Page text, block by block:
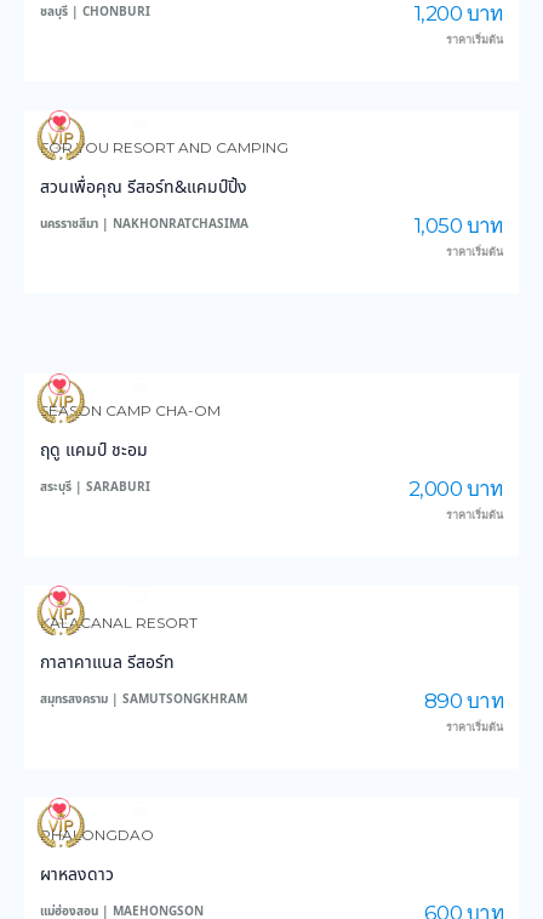
ชลบุรี | CHONBURI 1,200 บาท
ราคาเริ่มต้น
4,279
FOR YOU RESORT AND CAMPING
สวนเพื่อคุณ รีสอร์ท&แคมป์ปิ้ง
นครราชสีมา | NAKHONRATCHASIMA 1,050 บาท
ราคาเริ่มต้น
3,549
SEASON CAMP CHA-OM
ฤดู แคมป์ ชะอม
สระบุรี | SARABURI 2,000 บาท
ราคาเริ่มต้น
3,407
KALACANAL RESORT
กาลาคาแนล รีสอร์ท
สมุทรสงคราม | SAMUTSONGKHRAM 890 บาท
ราคาเริ่มต้น
6,299
PHALONGDAO
ผาหลงดาว
แม่ฮ่องสอน | MAEHONGSON 600 บาท